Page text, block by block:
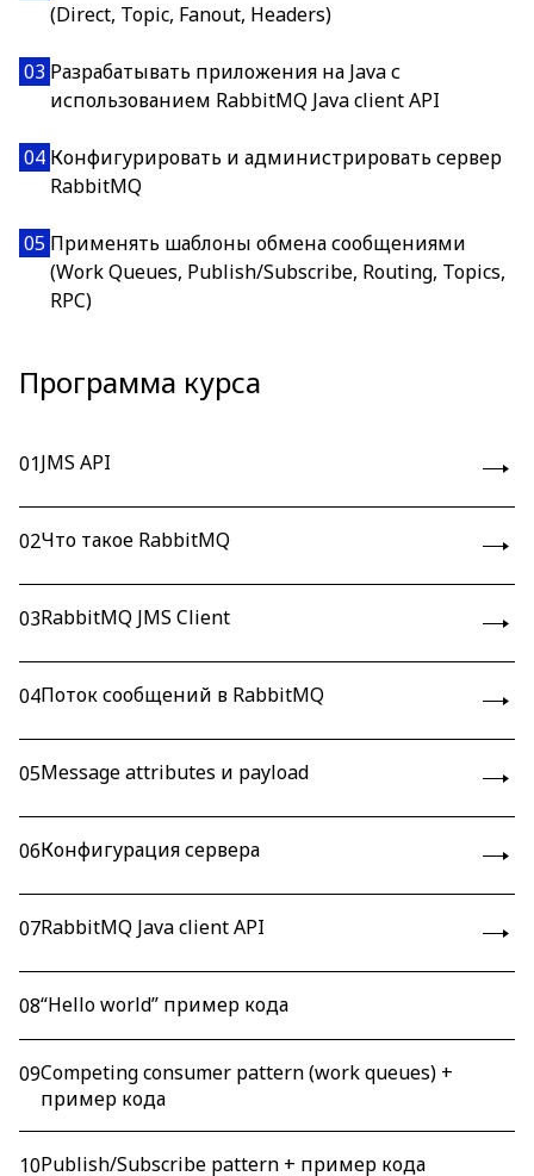
(Direct, Topic, Fanout, Headers)
03 Разрабатывать приложения на Java с
использованием RabbitMQ Java client API
04 Конфигурировать и администрировать сервер
RabbitMQ
05 Применять шаблоны обмена сообщениями
(Work Queues, Publish/Subscribe, Routing, Topics,
RPC)
Программа курса
01JMS API
02Что такое RabbitMQ
03RabbitMQ JMS Client
04Поток сообщений в RabbitMQ
05Message attributes и payload
06Конфигурация сервера
07RabbitMQ Java client API
08“Hello world” пример кода
09Competing consumer pattern (work queues) +
пример кода
10Publish/Subscribe pattern + пример кода